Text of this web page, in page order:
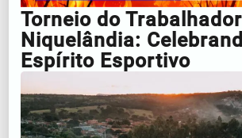
Torneio do
Niquelândia:
Espírito Esportivo